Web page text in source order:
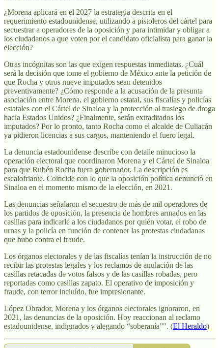
¿Morena aplicará en el 2027 la estrategia descrita en el
requerimiento estadounidense, utilizando a pistoleros del cártel para
secuestrar a operadores de la oposición y para intimidar y obligar a
los ciudadanos a que voten por el candidato oficialista para ganar la
elección?
Otras incógnitas son las que exigen respuestas inmediatas. ¿Cuál
será la decisión que tome el gobierno de México ante la petición de
que Rocha y otros nueve imputados sean detenidos
preventivamente? ¿Cómo responde a la acusación de la presunta
asociación entre Morena, el gobierno estatal, sus fiscalías y policías
estatales con el Cártel de Sinaloa y la protección al trasiego de droga
hacia Estados Unidos? ¿Finalmente, serán extraditados los
imputados? Por lo pronto, tanto Rocha como el alcalde de Culiacán
ya pidieron licencias a sus cargos, manteniendo el fuero legal.
La denuncia estadounidense describe con detalle minucioso la
operación electoral que coordinaron Morena y el Cártel de Sinaloa
para que Rubén Rocha fuera gobernador. La descripción es
escalofriante. Coincide con lo que la oposición política denunció en
Sinaloa en el momento mismo de la elección, en 2021.
Las denuncias señalaron el secuestro de más de mil operadores de
los partidos de oposición, la presencia de hombres armados en las
casillas para indicarle a los ciudadanos por quién votar, el robo de
urnas y la policía en función de contener las protestas ciudadanas
que hubo contra el fraude.
Los órganos electorales y de las fiscalías tenían la instrucción de no
recibir las protestas legales y los reclamos de anulación de las
casillas retacadas de votos falsos y de las casillas robadas, pero
reportadas como casillas zapato. El operativo de imposición y
fraude, con terror incluído, fue impresionante.
López Obrador, Morena y los órganos electorales ignoraron, en
2021, las denuncias de la oposición. Hoy reaccionan al reclamo
estadounidense, indignados y alegando “soberanía”". (El Heraldo)